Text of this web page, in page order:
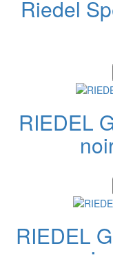
Riedel
RIEDEL
RIEDEL